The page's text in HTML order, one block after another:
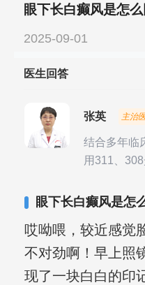
眼下长白癫风是怎
2025-09-01
医生回答
张英 主治
结合多年临
用311、
其对女性银
验。
眼下长白癫风是怎
哎呦喂，较近感觉
不对劲啊！早上照
现了一块白白的印